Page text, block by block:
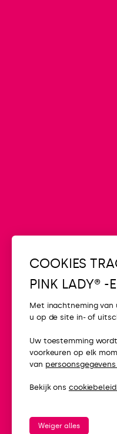
COOKIES
PINK LADY® -
Met inachtneming
u op de site in- of
Uw toestemming
voorkeuren op elk
van
Bekijk ons
Weiger alles